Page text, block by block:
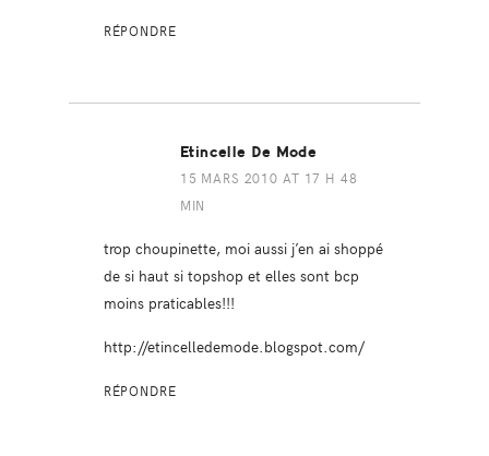
RÉPONDRE
Etincelle De Mode
15 MARS 2010 AT 17 H 48
MIN
trop choupinette, moi aussi j’en ai shoppé
de si haut si topshop et elles sont bcp
moins praticables!!!
http://etincelledemode.blogspot.com/
RÉPONDRE